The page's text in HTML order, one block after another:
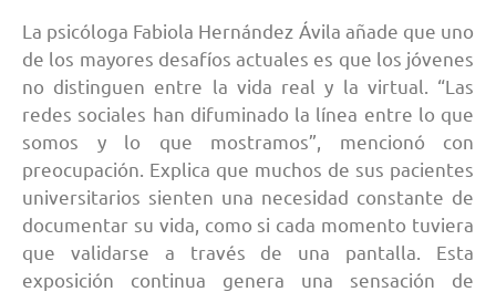
La psicóloga Fabiola Hernández Ávila añade que uno
de los mayores desafíos actuales es que los jóvenes
no distinguen entre la vida real y la virtual. “Las
redes sociales han difuminado la línea entre lo que
somos y lo que mostramos”, mencionó con
preocupación. Explica que muchos de sus pacientes
universitarios sienten una necesidad constante de
documentar su vida, como si cada momento tuviera
que validarse a través de una pantalla. Esta
exposición continua genera una sensación de